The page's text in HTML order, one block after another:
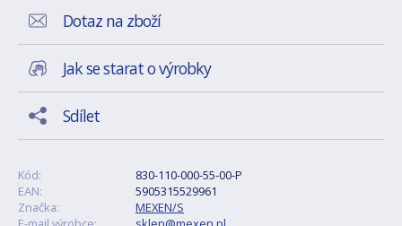
Dotaz na zboží
Jak se starat o výrobky
Sdílet
Kód:
830-110-000-55-00-P
EAN:
5905315529961
Značka:
MEXEN/S